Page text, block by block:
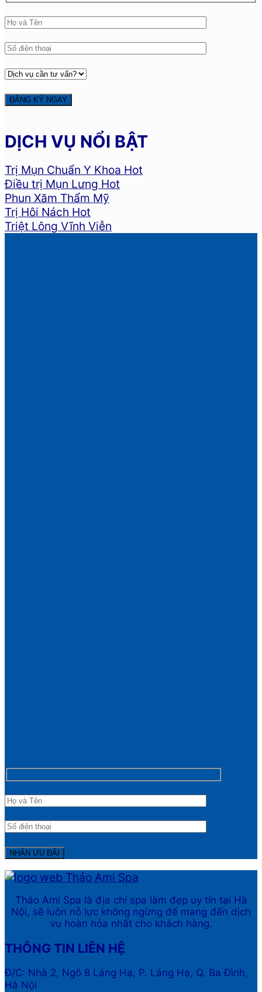
DỊCH VỤ NỔI BẬT
Trị Mụn Chuẩn Y Khoa
Điều trị Mụn Lưng
Phun Xăm Thẩm Mỹ
Trị Hôi Nách
Triệt Lông Vĩnh Viễn
Thảo Ami Spa là địa chỉ spa làm đẹp uy tín tại Hà
Nội, sẽ luôn nỗ lực không ngừng để mang đến dịch
vụ hoàn hỏa nhất cho khách hàng.
THÔNG TIN LIÊN HỆ
Đ/C: Nhà 2, Ngõ 8 Láng Hạ, P. Láng Hạ, Q. Ba Đình,
Hà Nội